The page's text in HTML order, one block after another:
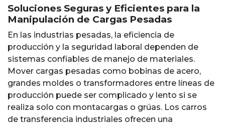
Soluciones Seguras y Eficientes para la
Manipulación de Cargas Pesadas
En las industrias pesadas, la eficiencia de
producción y la seguridad laboral dependen de
sistemas confiables de manejo de materiales.
Mover cargas pesadas como bobinas de acero,
grandes moldes o transformadores entre líneas de
producción puede ser complicado y lento si se
realiza solo con montacargas o grúas. Los carros
de transferencia industriales ofrecen una